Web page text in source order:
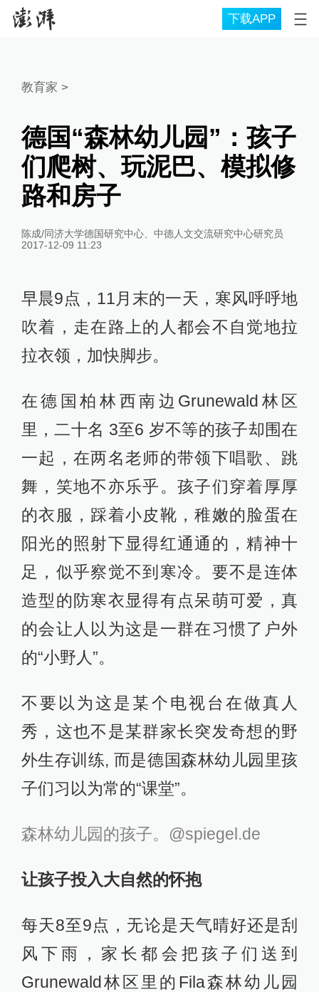
下载APP
教育家 >
德国“森林幼儿园”：孩子
们爬树、玩泥巴、模拟修
路和房子
陈成/同济大学德国研究中心、中德人文交流研究中心研究员
2017-12-09 11:23
早晨9点，11月末的一天，寒风呼呼地
吹着，走在路上的人都会不自觉地拉
拉衣领，加快脚步。
在德国柏林西南边Grunewald林区
里，二十名 3至6 岁不等的孩子却围在
一起，在两名老师的带领下唱歌、跳
舞，笑地不亦乐乎。孩子们穿着厚厚
的衣服，踩着小皮靴，稚嫩的脸蛋在
阳光的照射下显得红通通的，精神十
足，似乎察觉不到寒冷。要不是连体
造型的防寒衣显得有点呆萌可爱，真
的会让人以为这是一群在习惯了户外
的“小野人”。
不要以为这是某个电视台在做真人
秀，这也不是某群家长突发奇想的野
外生存训练, 而是德国森林幼儿园里孩
子们习以为常的“课堂”。
森林幼儿园的孩子。@spiegel.de
让孩子投入大自然的怀抱
每天8至9点，无论是天气晴好还是刮
风下雨，家长都会把孩子们送到
Grunewald林区里的Fila森林幼儿园